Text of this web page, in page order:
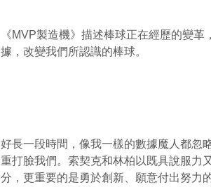
《MVP製造機》描述棒球正在經歷的變革
據，改變我們所認識的棒球。
好長一段時間，像我一樣的數據魔人都忽
重打臉我們。索契克和林柏以既具說服力
分，更重要的是勇於創新、願意付出努力